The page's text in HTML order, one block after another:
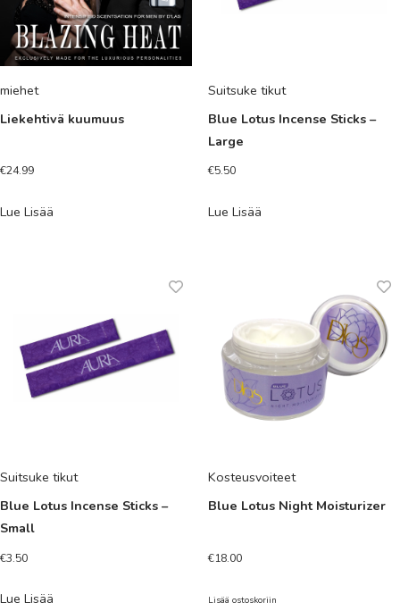
miehet
Liekehtivä kuumuus
€24.99
Lue Lisää
Suitsuke tikut
Blue Lotus Incense Sticks –
Large
€5.50
Lue Lisää
Suitsuke tikut
Blue Lotus Incense Sticks –
Small
€3.50
Lue Lisää
Kosteusvoiteet
Blue Lotus Night Moisturizer
€18.00
Lisää ostoskoriin